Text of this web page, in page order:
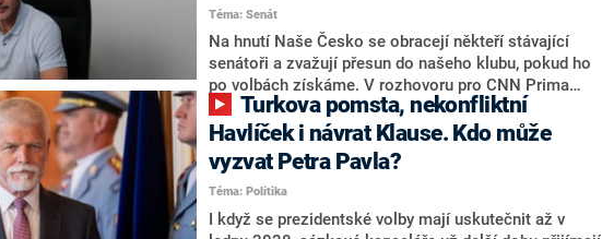
komentátoři mluví jako o slabé a v defenzivě. „Je to
úmorná práce upozorňovat na chyby vlády. Ministři s
námi navíc nechodí do debat. Chceme ale ukazovat
svoje témata,“ odpověděl Grolich na dotaz CNN Prima
NEWS.
Téma: Senát
Na hnutí Naše Česko se obracejí někteří stávající
senátoři a zvažují přesun do našeho klubu, pokud ho
po volbách získáme. V rozhovoru pro CNN Prima
NEWS to řekl zakladatel hnutí a jihočeský hejtman
Martin Kuba. Konkrétní nebyl, ale získat by takto mohl
například senátora Zdeňka Hrabu, který je dnes
součástí klubu ODS a TOP 09. Hraba to na dotaz
redakce nevyloučil. Předseda klubu senátorů ODS
Zdeněk Nytra redakci řekl, že počítá s odchodem
Havlíček i návrat Klause. Kdo může
vyzvat Petra Pavla?
Téma: Politika
I když se prezidentské volby mají uskutečnit až v